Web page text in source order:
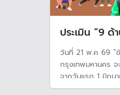
ประเมิน “9
วันที่ 21 พ.ค 69 “ชัชชาติ สิทธิพันธ์ุ”
กรุงเทพมหานคร จ
จากวันแรก 1 มิถุน
อย่างเป็นทางการ